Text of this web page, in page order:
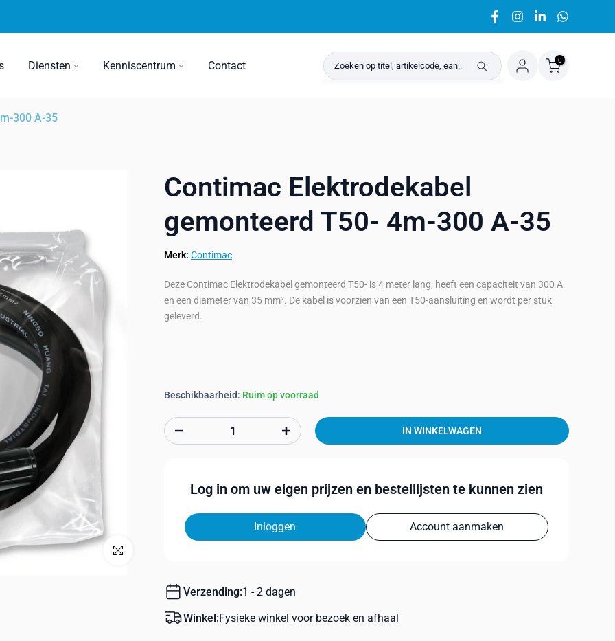
Diensten Kenniscentrum Contact 0
300 A-35
Klik om te vergroten
Contimac Elektrodekabel
gemonteerd T50- 4m-300 A-35
Merk: Contimac
Deze Contimac Elektrodekabel gemonteerd T50- is 4 meter lang, heeft een capaciteit van 300 A
en een diameter van 35 mm². De kabel is voorzien van een T50-aansluiting en wordt per stuk
geleverd.
Beschikbaarheid: Ruim op voorraad
IN WINKELWAGEN
Log in om uw eigen prijzen en bestellijsten te kunnen zien
Inloggen Account aanmaken
Verzending:1 - 2 dagen
Winkel:Fysieke winkel voor bezoek en afhaal